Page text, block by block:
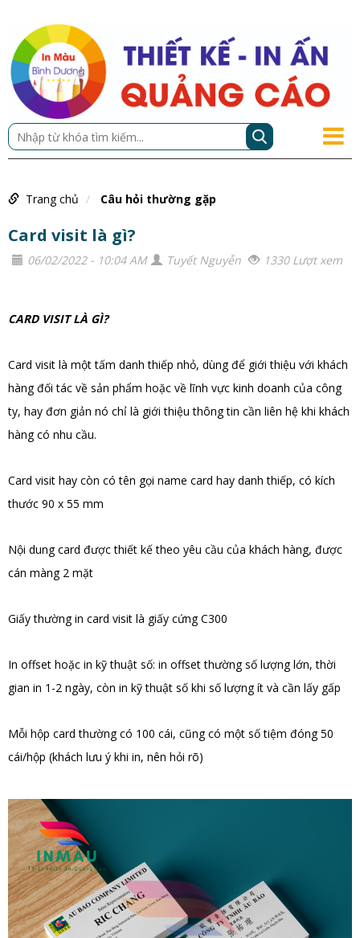
Trang chủ Câu hỏi thường gặp
Card visit là gì?
06/02/2022 - 10:04 AM Tuyết Nguyễn 1330 Lượt xem
CARD VISIT LÀ GÌ?
Card visit là một tấm danh thiếp nhỏ, dùng để giới thiệu với khách
hàng đối tác về sản phẩm hoặc về lĩnh vực kinh doanh của công
ty, hay đơn giản nó chỉ là giới thiệu thông tin cần liên hệ khi khách
hàng có nhu cầu.
Card visit hay còn có tên gọi name card hay danh thiếp, có kích
thước 90 x 55 mm
Nội dung card được thiết kế theo yêu cầu của khách hàng, được
cán màng 2 mặt
Giấy thường in card visit là giấy cứng C300
In offset hoặc in kỹ thuật số: in offset thường số lượng lớn, thời
gian in 1-2 ngày, còn in kỹ thuật số khi số lượng ít và cần lấy gấp
Mỗi hộp card thường có 100 cái, cũng có một số tiệm đóng 50
cái/hộp (khách lưu ý khi in, nên hỏi rõ)